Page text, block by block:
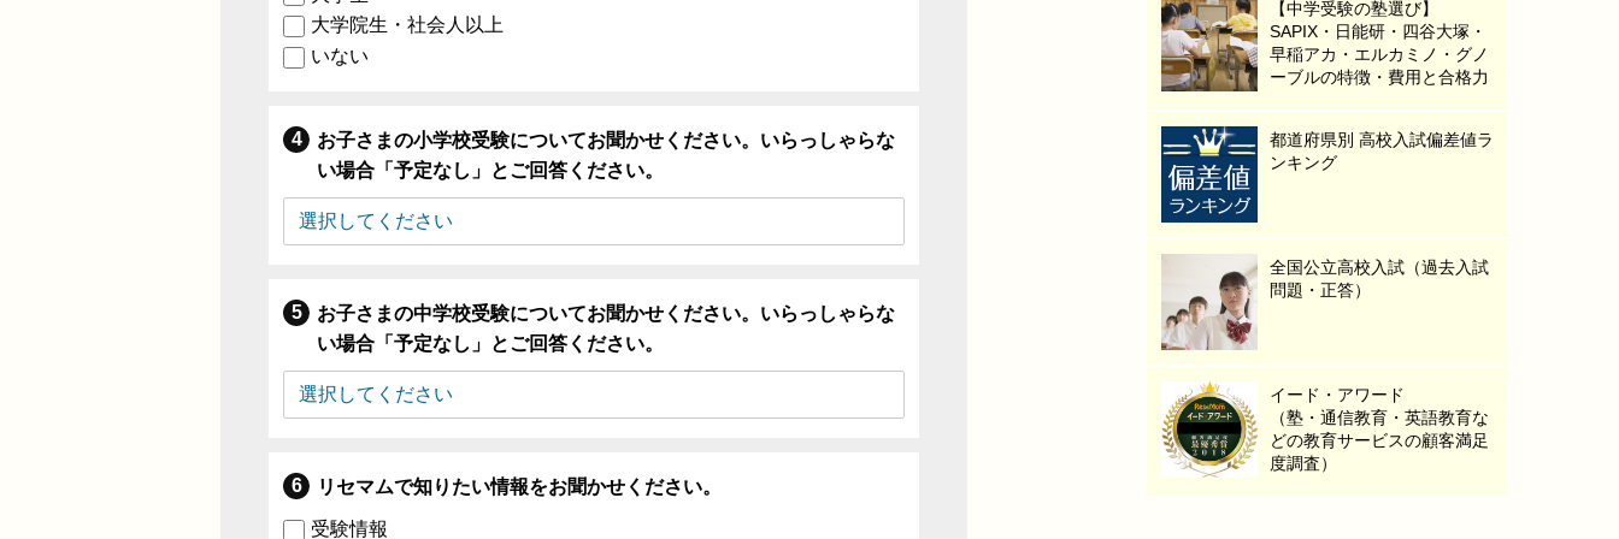
大学院生・社会人以上
いない
お子さまの小学校受験についてお聞かせください。いらっしゃらな
い場合「予定なし」とご回答ください。
お子さまの中学校受験についてお聞かせください。いらっしゃらな
い場合「予定なし」とご回答ください。
リセマムで知りたい情報をお聞かせください。
受験情報
【中学受験の塾選び】
SAPIX・日能研・四谷大塚・
早稲アカ・エルカミノ・グノ
ーブルの特徴・費用と合格力
都道府県別 高校入試偏差値ラ
ンキング
全国公立高校入試（過去入試
問題・正答）
イード・アワード
（塾・通信教育・英語教育な
どの教育サービスの顧客満足
度調査）